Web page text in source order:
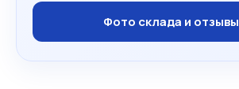
Фото склада и отзывы